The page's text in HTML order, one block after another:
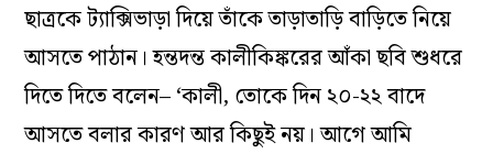
ছাত্রকে ট্যাক্সিভাড়া দিয়ে তাঁকে তাড়াতাড়ি বাড়িতে নিয়ে
আসতে পাঠান। হন্তদন্ত কালীকিঙ্করের আঁকা ছবি শুধরে
দিতে দিতে বলেন– ‘কালী, তোকে দিন ২০-২২ বাদে
আসতে বলার কারণ আর কিছুই নয়। আগে আমি